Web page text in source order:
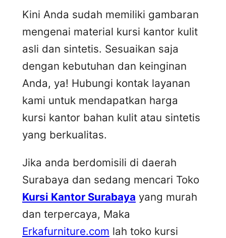
Kini Anda sudah memiliki gambaran
mengenai material kursi kantor kulit
asli dan sintetis. Sesuaikan saja
dengan kebutuhan dan keinginan
Anda, ya! Hubungi kontak layanan
kami untuk mendapatkan harga
kursi kantor bahan kulit atau sintetis
yang berkualitas.
Jika anda berdomisili di daerah
Surabaya dan sedang mencari Toko
Kursi Kantor Surabaya yang murah
dan terpercaya, Maka
Erkafurniture.com lah toko kursi